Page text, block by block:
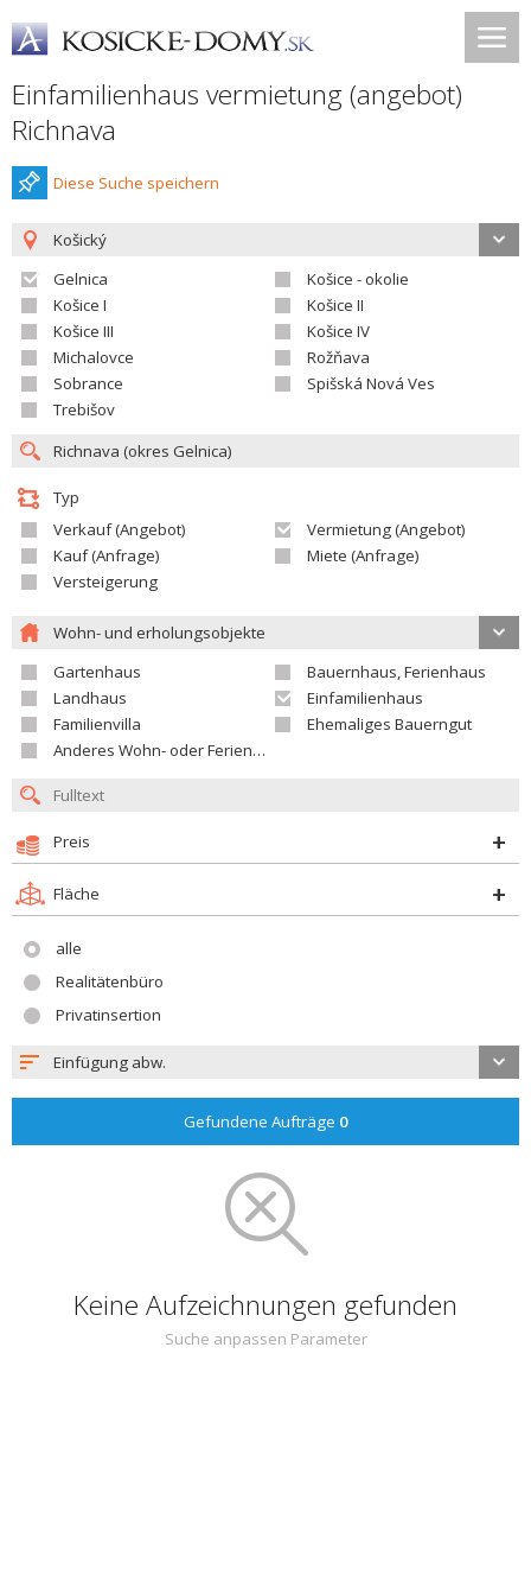
Einfamilienhaus vermietung (angebot)
Richnava
Diese Suche speichern
Košický
Gelnica
Košice - okolie
Košice I
Košice II
Košice III
Košice IV
Michalovce
Rožňava
Sobrance
Spišská Nová Ves
Trebišov
Typ
Verkauf (Angebot)
Vermietung (Angebot)
Kauf (Anfrage)
Miete (Anfrage)
Versteigerung
Wohn- und erholungsobjekte
Gartenhaus
Bauernhaus, Ferienhaus
Landhaus
Einfamilienhaus
Familienvilla
Ehemaliges Bauerngut
Anderes Wohn- oder Ferienobjekt
Preis
Fläche
alle
Realitätenbüro
Privatinsertion
Einfügung abw.
Gefundene Aufträge 0
Keine Aufzeichnungen gefunden
Suche anpassen Parameter